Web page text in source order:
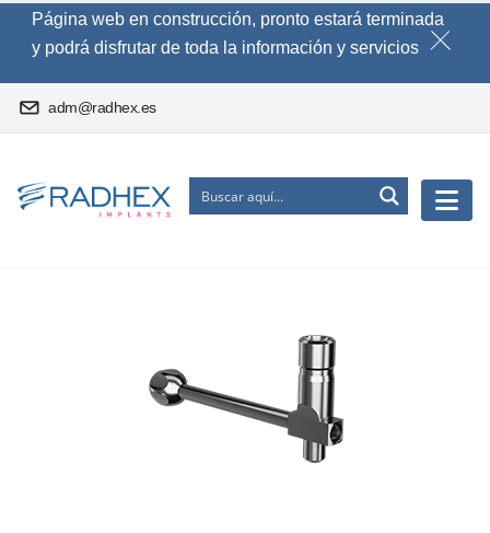
Página web en construcción, pronto estará terminada
y podrá disfrutar de toda la información y servicios
adm@radhex.es